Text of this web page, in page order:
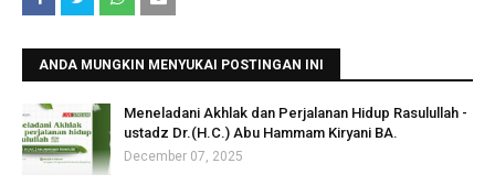
ANDA MUNGKIN MENYUKAI POSTINGAN INI
Meneladani Akhlak dan Perjalanan Hidup Rasulullah -
ustadz Dr.(H.C.) Abu Hammam Kiryani BA.
December 07, 2025